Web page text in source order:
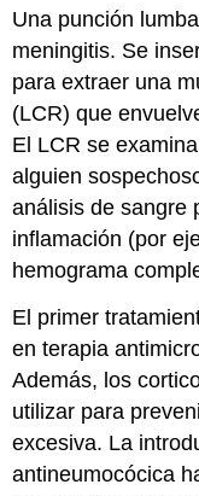
Una punción
meningitis. Se
para extraer una
(LCR) que
El LCR se
alguien
análisis de sangre
inflamación (por
hemograma
El primer
en terapia
Además, los
utilizar para
excesiva. La
antineumocócica